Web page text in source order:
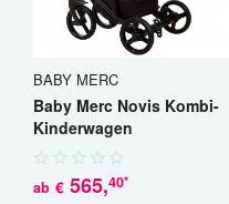
BABY MERC
Baby Merc Novis Kombi-
Kinderwagen
ab € 565,40*